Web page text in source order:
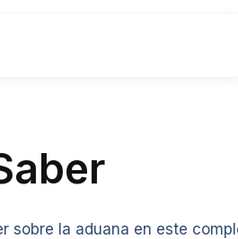
sobre la aduana en este